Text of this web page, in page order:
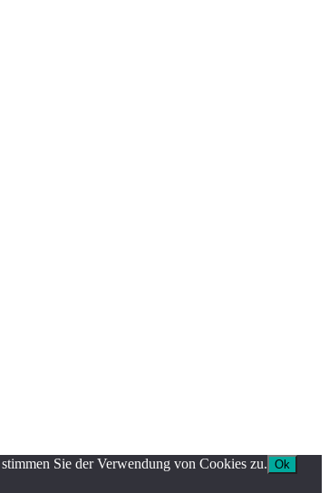
Sie der Verwendung von Cookies zu. Ok